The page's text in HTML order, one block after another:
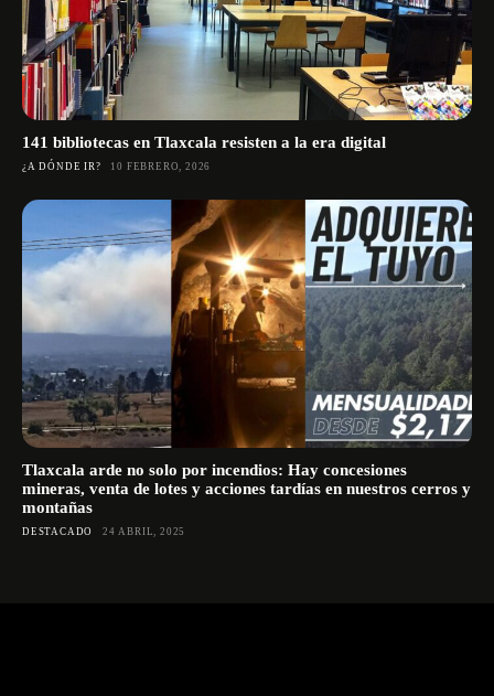
141 bibliotecas en Tlaxcala resisten a la era digital
¿A DÓNDE IR? 10 FEBRERO, 2026
Tlaxcala arde no solo por incendios: Hay concesiones
mineras, venta de lotes y acciones tardías en nuestros cerros y
montañas
DESTACADO 24 ABRIL, 2025